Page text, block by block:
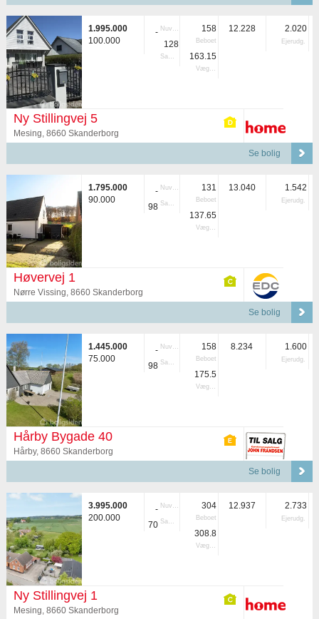
1.995.000
100.000
- Nuvær.
128
Samlet
158
Beboet
163.15
Vægtet
12.228 2.020
Ejerudg.
Ny Stillingvej 5
Mesing, 8660 Skanderborg
Se bolig
1.795.000
90.000
- Nuvær.
98 Samlet
131
Beboet
137.65
Vægtet
13.040 1.542
Ejerudg.
Høvervej 1
Nørre Vissing, 8660 Skanderborg
Se bolig
1.445.000
75.000
- Nuvær.
98 Samlet
158
Beboet
175.5
Vægtet
8.234 1.600
Ejerudg.
Hårby Bygade 40
Hårby, 8660 Skanderborg
Se bolig
3.995.000
200.000
- Nuvær.
70 Samlet
304
Beboet
308.8
Vægtet
12.937 2.733
Ejerudg.
Ny Stillingvej 1
Mesing, 8660 Skanderborg